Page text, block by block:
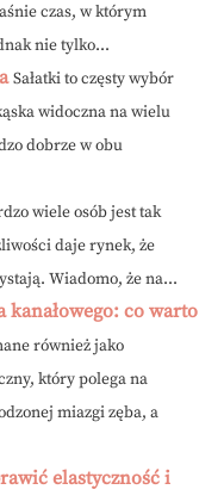
czas, w którym
nie tylko...
Sałatki to częsty wybór
widoczna na wielu
dobrze w obu
wiele osób jest tak
daje rynek, że
Wiadomo, że na...
kanałowego: co warto
również jako
który polega na
miazgi zęba, a
elastyczność i